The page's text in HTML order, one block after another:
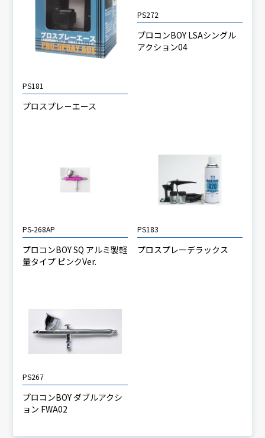
PS181
プロスプレ－エース
PS272
プロコンBOY LSAシングル
アクション04
PS-268AP
プロコンBOY SQ アルミ製軽
量タイプ ピンクVer.
PS183
プロスプレーデラックス
PS267
プロコンBOY ダブルアクシ
ョン FWA02